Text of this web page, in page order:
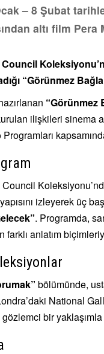
– 8 Şubat
altı film
“Görünmez
“Görünmez
ilişkileri sinema
izleyerek üç
. Programda,
farklı anlatım
bölümünde,
National
bir yaklaşımla